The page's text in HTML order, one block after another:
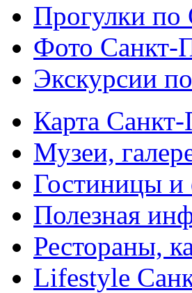
Прогулки по
Фото Санкт-
Экскурсии
Карта Санкт-
Музеи,
Гостиницы и
Полезная
Рестораны,
Lifestyle